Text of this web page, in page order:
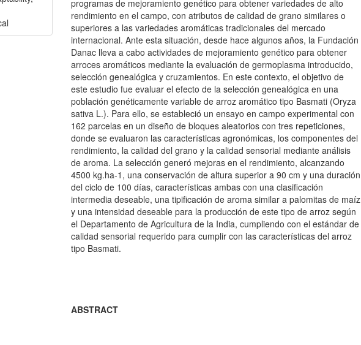
programas de mejoramiento genético para obtener variedades de alto
rendimiento en el campo, con atributos de calidad de grano similares o
superiores a las variedades aromáticas tradicionales del mercado
internacional. Ante esta situación, desde hace algunos años, la Fundación
Danac lleva a cabo actividades de mejoramiento genético para obtener
arroces aromáticos mediante la evaluación de germoplasma introducido,
selección genealógica y cruzamientos. En este contexto, el objetivo de
este estudio fue evaluar el efecto de la selección genealógica en una
población genéticamente variable de arroz aromático tipo Basmati (Oryza
sativa L.). Para ello, se estableció un ensayo en campo experimental con
162 parcelas en un diseño de bloques aleatorios con tres repeticiones,
donde se evaluaron las características agronómicas, los componentes del
rendimiento, la calidad del grano y la calidad sensorial mediante análisis
de aroma. La selección generó mejoras en el rendimiento, alcanzando
4500 kg.ha-1, una conservación de altura superior a 90 cm y una duración
del ciclo de 100 días, características ambas con una clasificación
intermedia deseable, una tipificación de aroma similar a palomitas de maíz
y una intensidad deseable para la producción de este tipo de arroz según
el Departamento de Agricultura de la India, cumpliendo con el estándar de
calidad sensorial requerido para cumplir con las características del arroz
tipo Basmati.
ABSTRACT